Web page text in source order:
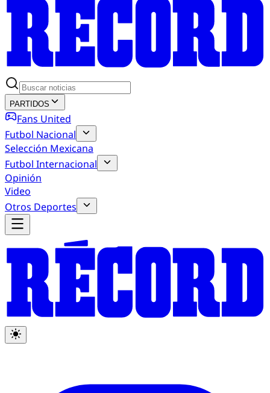
PARTIDOS
Fans United
Futbol Nacional
Selección Mexicana
Futbol Internacional
Opinión
Video
Otros Deportes